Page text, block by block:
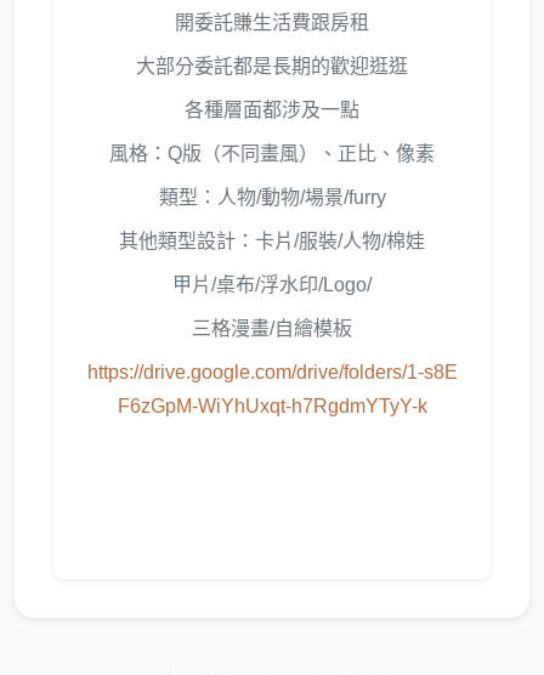
開委託賺生活費跟房租
大部分委託都是長期的歡迎逛逛
各種層面都涉及一點
風格：Q版（不同畫風）、正比、像素
類型：人物/動物/場景/furry
其他類型設計：卡片/服裝/人物/棉娃
甲片/桌布/浮水印/Logo/
三格漫畫/自繪模板
https://drive.google.com/drive/folders/1-s8E
F6zGpM-WiYhUxqt-h7RgdmYTyY-k